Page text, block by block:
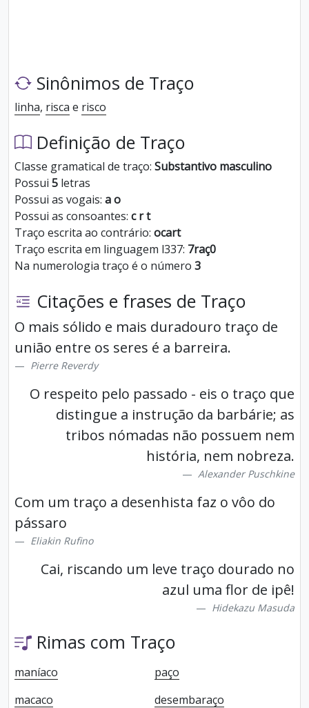
Sinônimos de Traço
linha, risca e risco
Definição de Traço
Classe gramatical de traço: Substantivo masculino
Possui 5 letras
Possui as vogais: a o
Possui as consoantes: c r t
Traço escrita ao contrário: ocart
Traço escrita em linguagem l337: 7raç0
Na numerologia traço é o número 3
Citações e frases de Traço
O mais sólido e mais duradouro traço de
união entre os seres é a barreira.
Pierre Reverdy
O respeito pelo passado - eis o traço que
distingue a instrução da barbárie; as
tribos nómadas não possuem nem
história, nem nobreza.
Alexander Puschkine
Com um traço a desenhista faz o vôo do
pássaro
Eliakin Rufino
Cai, riscando um leve traço dourado no
azul uma flor de ipê!
Hidekazu Masuda
Rimas com Traço
maníaco
paço
macaco
desembaraço